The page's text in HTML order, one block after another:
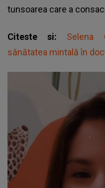
tunsoarea care a
Citeste si: Selena
sănătatea mintală în